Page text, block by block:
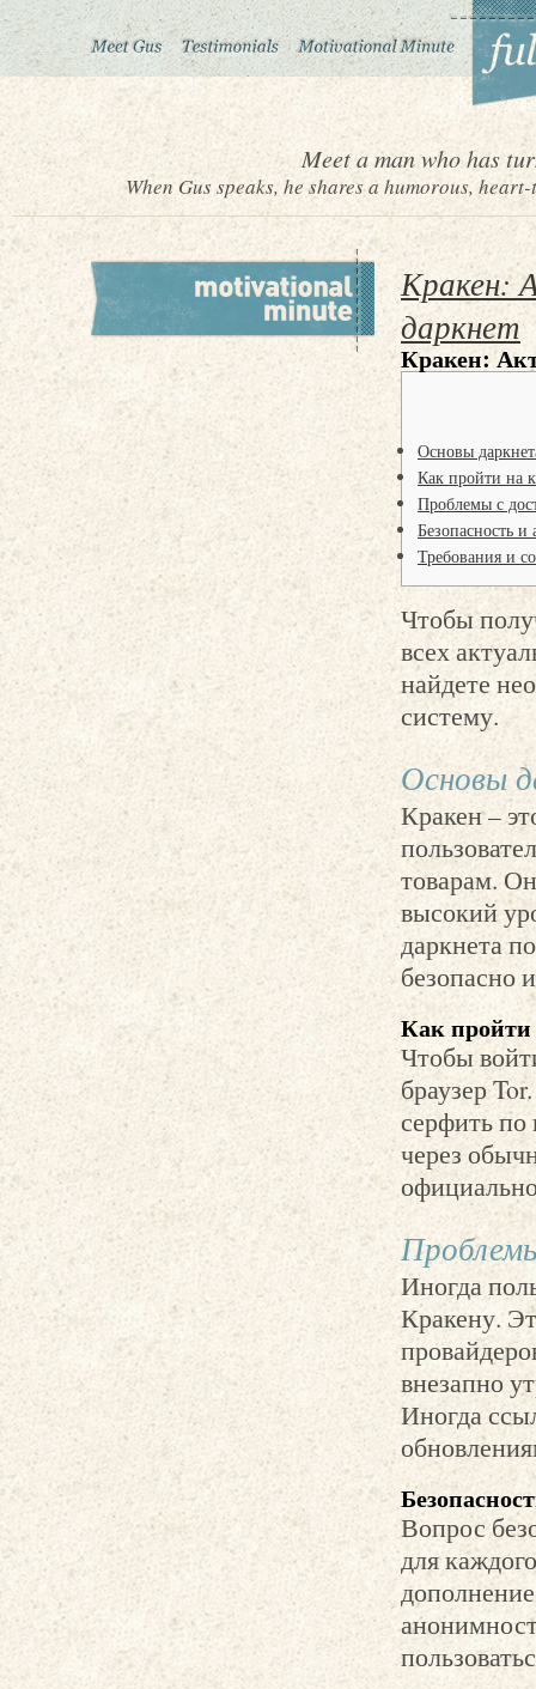
Meet a man who has
When Gus speaks, he shares a humorous,
Кракен:
даркнет
Кракен:
Основы
Как пройти на
Проблемы с
Безопасность и
Требования и
Чтобы
всех
найдете
систему.
Основы
Кракен –
товарам.
высокий
даркнета
безопасно
Как пройти
Чтобы
браузер
серфить по
через
Иногда
Кракену.
внезапно
Иногда
Вопрос
для